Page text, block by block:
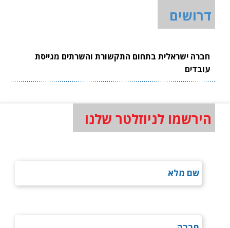
דרושים
חברה ישראלית בתחום התקשורת והשרתים מגייסת
עובדים
הירשמו לניוזלטר שלנו